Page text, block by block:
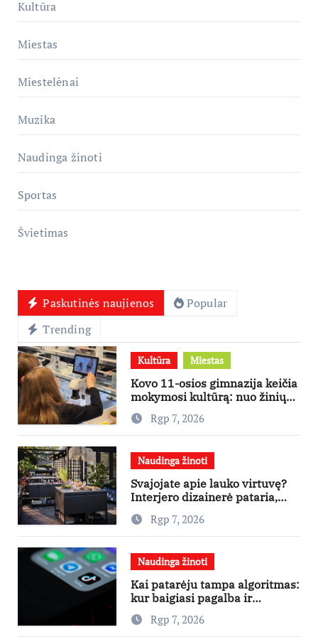
Kultūra
Miestas
Miestelėnai
Muzika
Naudinga žinoti
Sportas
Švietimas
Paskutinės naujienos
Popular
Trending
Kultūra Miestas
Kovo 11-osios gimnazija keičia
mokymosi kultūrą: nuo žinių
kaupimo – prie jų supratimo ir
taikymo
Rgp 7, 2026
Naudinga žinoti
Svajojate apie lauko virtuvę?
Interjero dizainerė pataria,
nuo ko pradėti
Rgp 7, 2026
Naudinga žinoti
Kai patarėju tampa algoritmas:
kur baigiasi pagalba ir
prasideda reklama?
Rgp 7, 2026